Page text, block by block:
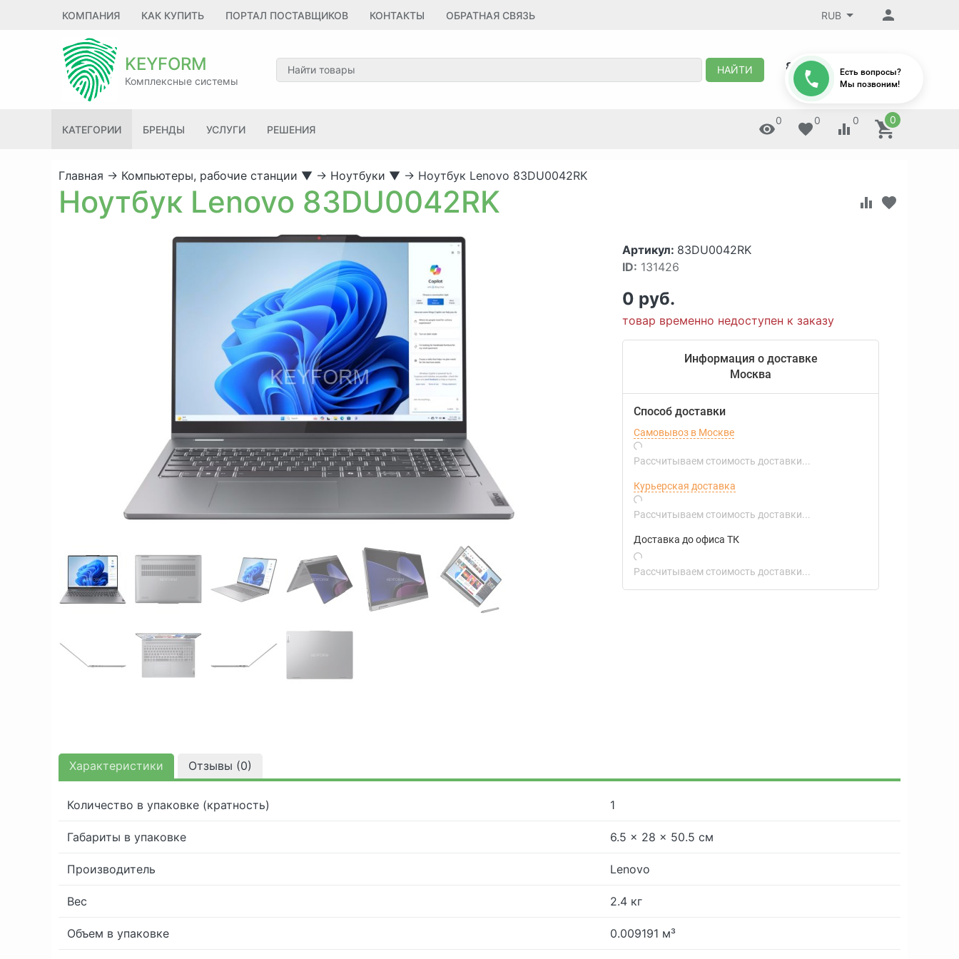
КОМПАНИЯ КАК КУПИТЬ ПОРТАЛ ПОСТАВЩИКОВ КОНТАКТЫ ОБРАТНАЯ СВЯЗЬ RUB
KEYFORM
Комплексные системы
НАЙТИ 8 (495) 647-88-32
КАТЕГОРИИ БРЕНДЫ УСЛУГИ РЕШЕНИЯ
0 0 0 0
Главная → Компьютеры, рабочие станции ▼ → Ноутбуки ▼ → Ноутбук Lenovo 83DU0042RK
Ноутбук Lenovo 83DU0042RK
Артикул: 83DU0042RK
ID: 131426
0 руб.
товар временно недоступен к заказу
Информация о доставке
Москва
Способ доставки
Самовывоз в Москве
Рассчитываем стоимость доставки...
Курьерская доставка
Рассчитываем стоимость доставки...
Доставка до офиса ТК
Рассчитываем стоимость доставки...
Характеристики Отзывы (0)
Количество в упаковке (кратность) 1
Габариты в упаковке 6.5 × 28 × 50.5 см
Производитель Lenovo
Вес 2.4 кг
Объем в упаковке 0.009191 м³
Есть вопросы?
Мы позвоним!